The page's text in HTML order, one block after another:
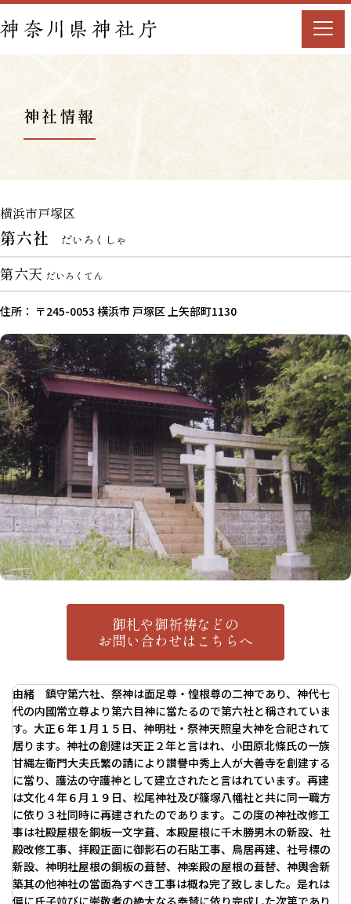
神社情報
横浜市戸塚区
第六社 だいろくしゃ
第六天 だいろくてん
住所： 〒245-0053 横浜市 戸塚区 上矢部町1130
御札や御祈祷などの
お問い合わせはこちらへ
由緒 鎮守第六社、祭神は面足尊・惶根尊の二神であり、神代七
代の内國常立尊より第六目神に當たるので第六社と稱されていま
す。大正６年１月１５日、神明社・祭神天照皇大神を合祀されて
居ります。神社の創建は天正２年と言はれ、小田原北條氏の一族
甘縄左衛門大夫氏繁の請により讃譽中秀上人が大善寺を創建する
に當り、護法の守護神として建立されたと言はれています。再建
は文化４年６月１９日、松尾神社及び篠塚八幡社と共に同一職方
に依り３社同時に再建されたのであります。この度の神社改修工
事は社殿屋根を銅板一文字葺、本殿屋根に千木勝男木の新設、社
殿改修工事、拝殿正面に御影石の石貼工事、鳥居再建、社号標の
新設、神明社屋根の銅板の葺替、神楽殿の屋根の葺替、神輿舎新
築其の他神社の當面為すべき工事は概ね完了致しました。是れは
偏に氏子竝びに崇敬者の絶大なる奉賛に依り完成した次第であり